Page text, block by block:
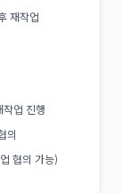
재작업
업 진행
의
협의 가능)